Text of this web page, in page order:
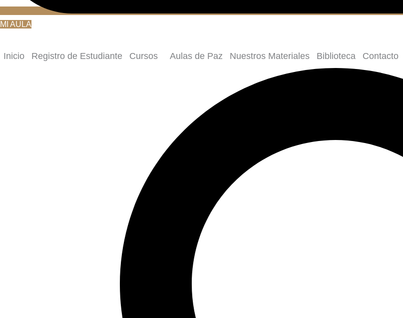
MI AULA
Inicio Registro de Estudiante Cursos Aulas de Paz Nuestros Materiales Biblioteca Contacto